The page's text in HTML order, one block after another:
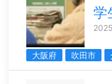
学
大阪府 吹田市